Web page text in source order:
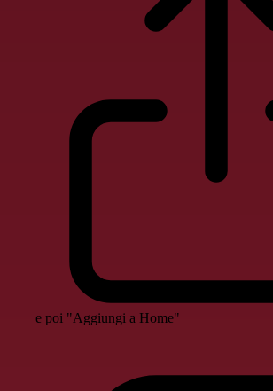
e poi "Aggiungi a Home"